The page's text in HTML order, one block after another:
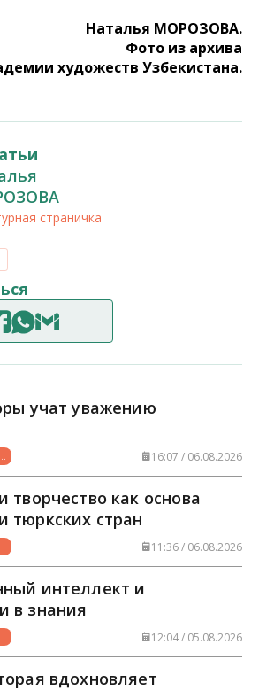
Наталья МОРОЗОВА.
Фото из архива
художеств Узбекистана.
страничка
учат уважению
16:07 / 06.08.2026
творчество как основа
тюркских стран
11:36 / 06.08.2026
интеллект и
в знания
12:04 / 05.08.2026
вдохновляет